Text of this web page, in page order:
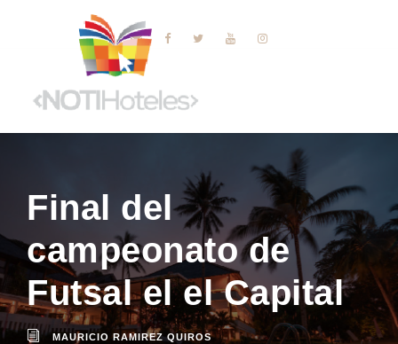
Final del
campeonato de
Futsal el el Capital
MAURICIO RAMIREZ QUIROS